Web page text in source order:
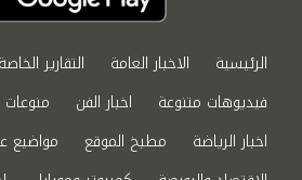
الرئيسية الاخبار العامة التقارير الخاصة
فيديوهات متنوعة
اخبار الفن
اخبار الرياضة
مطبخ الموقع
مواضيع